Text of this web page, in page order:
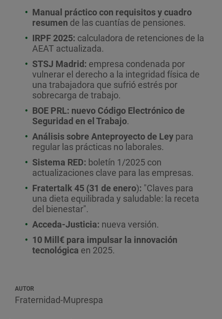
Manual práctico con requisitos y cuadro
resumen de las cuantías de pensiones.
IRPF 2025: calculadora de retenciones de la
AEAT actualizada.
STSJ Madrid: empresa condenada por
vulnerar el derecho a la integridad física de
una trabajadora que sufrió estrés por
sobrecarga de trabajo.
BOE PRL: nuevo Código Electrónico de
Seguridad en el Trabajo.
Análisis sobre Anteproyecto de Ley para
regular las prácticas no laborales.
Sistema RED: boletín 1/2025 con
actualizaciones clave para las empresas.
Fratertalk 45 (31 de enero): "Claves para
una dieta equilibrada y saludable: la receta
del bienestar".
Acceda-Justicia: nueva versión.
10 Mill€ para impulsar la innovación
tecnológica en 2025.
AUTOR
Fraternidad-Muprespa